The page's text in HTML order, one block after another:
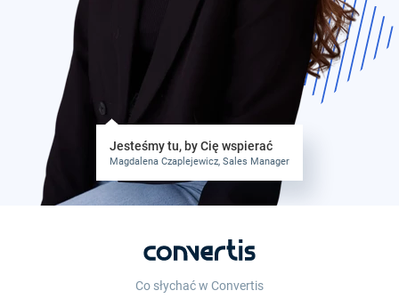
Jesteśmy tu, by Cię wspierać
Magdalena Czaplejewicz, Sales Manager
Co słychać w Convertis